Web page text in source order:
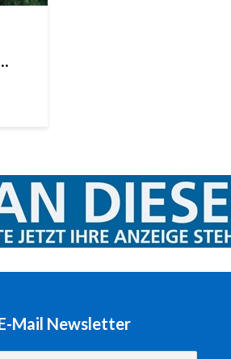
Mail Newsletter